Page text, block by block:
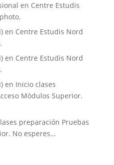
en Centre Estudis
en Centre Estudis Nord
en Centre Estudis Nord
en Inicio clases
Módulos Superior.
preparación Pruebas
No esperes…